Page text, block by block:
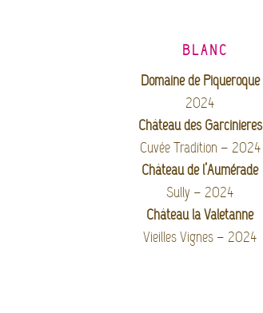
BLANC
Domaine de Piqueroque
2024
Château des Garcinières
Cuvée Tradition – 2024
Château de l’Aumérade
Sully – 2024
Château la Valetanne
Vieilles Vignes – 2024